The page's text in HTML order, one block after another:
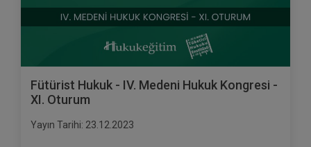
Fütürist Hukuk - IV. Medeni Hukuk Kongresi -
XI. Oturum
Yayın Tarihi: 23.12.2023